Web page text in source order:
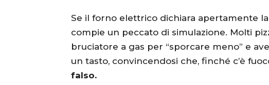
Se il forno elettrico dichiara apertamente
compie un peccato di simulazione. Molti
bruciatore a gas per “sporcare meno” e
un tasto, convincendosi che, finché c’è
falso.